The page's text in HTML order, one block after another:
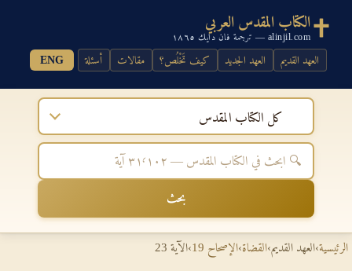
الكتاب المقدس العربي
alinjil.com — ترجمة فان دايك ١٨٦٥
العهد القديم العهد الجديد كيف تَخْلُص؟ مقالات أسئلة ENG
كل الكتاب المقدس
بحث
الرئيسية›العهد القديم›القضاة›الإصحاح 19 ›الآية 23